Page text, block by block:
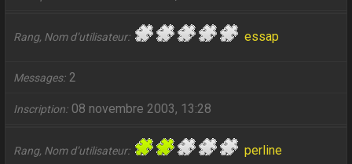
Rang, Nom d’utilisateur essap
Messages 2
Inscription 08 novembre 2003, 13:28
Rang, Nom d’utilisateur perline